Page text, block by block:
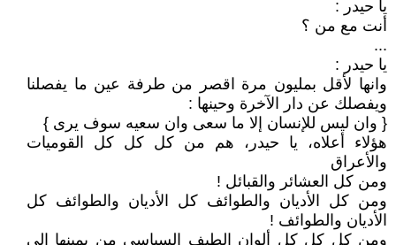
يا حيدر :
أنت مع من ؟
...
يا حيدر :
وانها لأقل بمليون مرة اقصر من طرفة عين ما يفصلنا
ويفصلك عن دار الآخرة وحينها :
{ وان ليس للإنسان إلا ما سعى وان سعيه سوف يرى }
هؤلاء أعلاه، يا حيدر، هم من كل كل كل القوميات
والأعراق
ومن كل العشائر والقبائل !
ومن كل الأديان والطوائف كل الأديان والطوائف كل
الأديان والطوائف !
ومن كل كل كل ألوان الطيف السياسي من يمينها إلى